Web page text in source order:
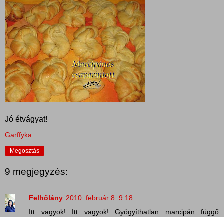
Jó étvágyat!
Garffyka
Megosztás
9 megjegyzés:
Felhőlány 2010. február 8. 9:18
Itt vagyok! Itt vagyok! Gyógyíthatlan marcipán függő